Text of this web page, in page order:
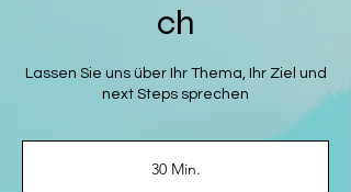
ch
Lassen Sie uns über Ihr Thema, Ihr Ziel und
next Steps sprechen
30 Min.